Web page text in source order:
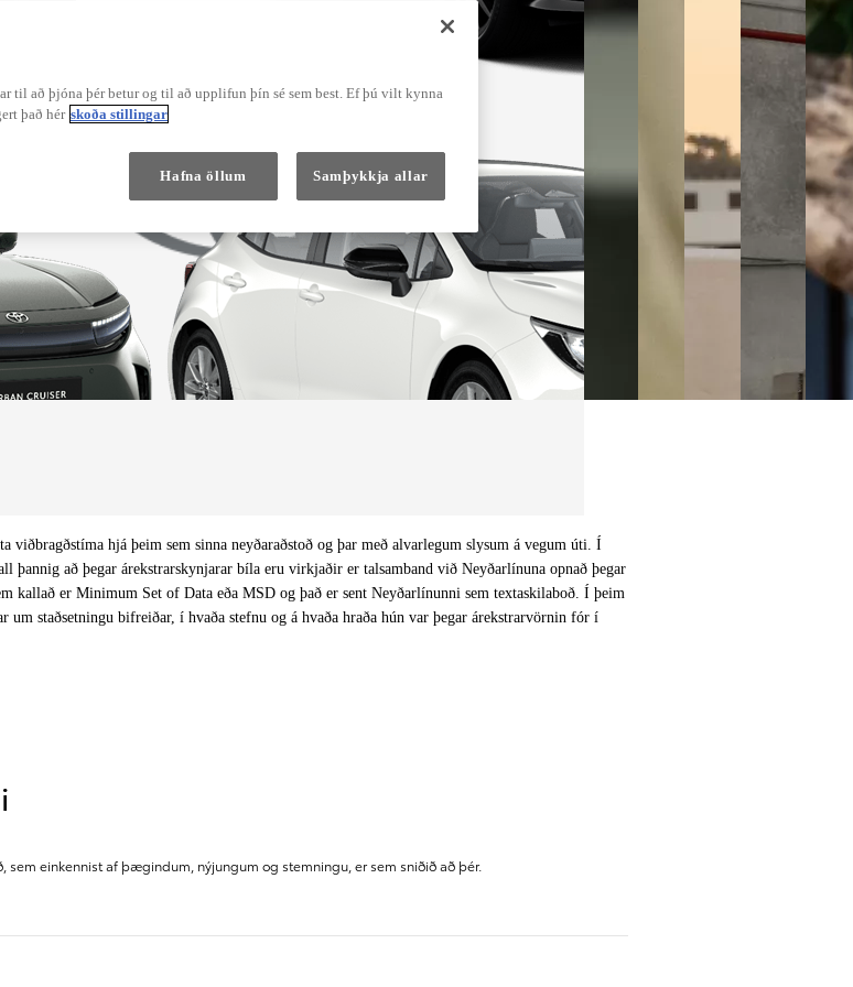
Verð frá
Corolla Hatchback
Verð frá
Corolla Cross
viðbragðstíma hjá þeim sem sinna neyðaraðstoð og þar með al­var­leg­um slys­um á veg­um úti. Í
þannig að þegar árekstr­ar­skynj­ar­ar bíla eru virkjaðir er tal­sam­band við Neyðarlín­una opnað þegar
kallað er Mini­m­um Set of Data eða MSD og það er sent Neyðarlín­unni sem texta­skila­boð. Í þeim
um staðsetn­ingu bif­reiðar, í hvaða stefnu og á hvaða hraða hún var þegar árekstr­ar­vörn­in fór í
sem einkennist af þægindum, nýjungum og stemningu, er sem sniðið að þér.
til að þjóna þér betur og til að upplifun þín sé sem best. Ef þú vilt kynna
það hér skoða stillingar
Hafna öllum Samþykkja allar